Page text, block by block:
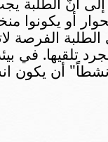
الحوار أو
الفرصة
تلقيها. في
أن يكون